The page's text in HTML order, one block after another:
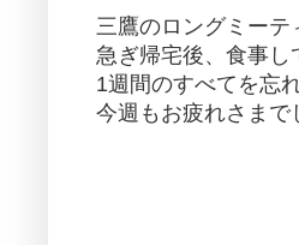
三鷹のロングミーテ
急ぎ帰宅後、食事し
1週間のすべてを忘
今週もお疲れさまで